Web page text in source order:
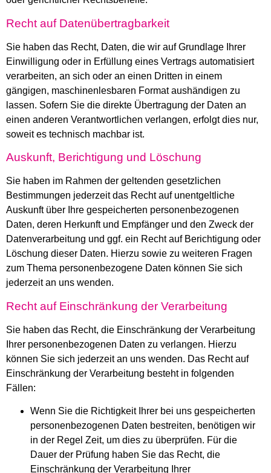
Recht auf Daten­übertrag­barkeit
Sie haben das Recht, Daten, die wir auf Grundlage Ihrer
Einwilligung oder in Erfüllung eines Vertrags automatisiert
verarbeiten, an sich oder an einen Dritten in einem
gängigen, maschinenlesbaren Format aushändigen zu
lassen. Sofern Sie die direkte Übertragung der Daten an
einen anderen Verantwortlichen verlangen, erfolgt dies nur,
soweit es technisch machbar ist.
Auskunft, Berichtigung und Löschung
Sie haben im Rahmen der geltenden gesetzlichen
Bestimmungen jederzeit das Recht auf unentgeltliche
Auskunft über Ihre gespeicherten personenbezogenen
Daten, deren Herkunft und Empfänger und den Zweck der
Datenverarbeitung und ggf. ein Recht auf Berichtigung oder
Löschung dieser Daten. Hierzu sowie zu weiteren Fragen
zum Thema personenbezogene Daten können Sie sich
jederzeit an uns wenden.
Recht auf Einschränkung der Verarbeitung
Sie haben das Recht, die Einschränkung der Verarbeitung
Ihrer personenbezogenen Daten zu verlangen. Hierzu
können Sie sich jederzeit an uns wenden. Das Recht auf
Einschränkung der Verarbeitung besteht in folgenden
Fällen:
Wenn Sie die Richtigkeit Ihrer bei uns gespeicherten
personenbezogenen Daten bestreiten, benötigen wir
in der Regel Zeit, um dies zu überprüfen. Für die
Dauer der Prüfung haben Sie das Recht, die
Einschränkung der Verarbeitung Ihrer